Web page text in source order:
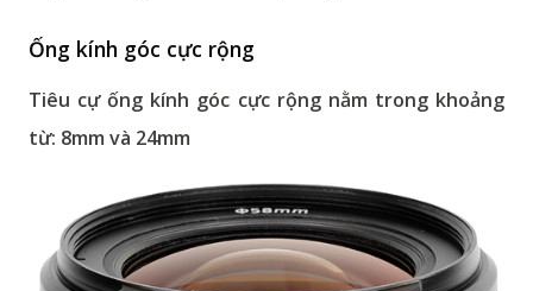
Ống kính góc cực rộng
Tiêu cự ống kính góc cực rộng nằm trong khoảng
từ: 8mm và 24mm